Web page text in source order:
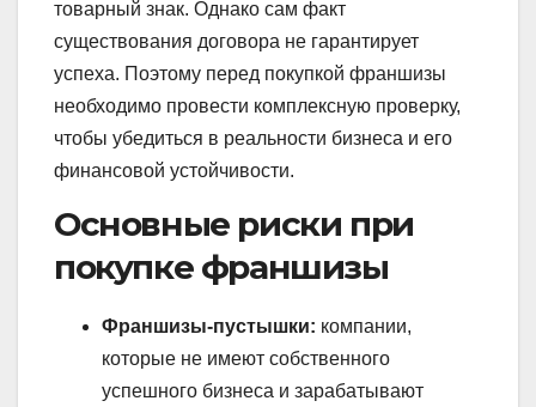
товарный знак. Однако сам факт
существования договора не гарантирует
успеха. Поэтому перед покупкой франшизы
необходимо провести комплексную проверку,
чтобы убедиться в реальности бизнеса и его
финансовой устойчивости.
Основные риски при
покупке франшизы
Франшизы-пустышки: компании,
которые не имеют собственного
успешного бизнеса и зарабатывают